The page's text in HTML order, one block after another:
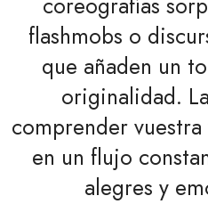
flashmobs o
que añaden un
originalidad.
comprender
en un flujo
alegres y